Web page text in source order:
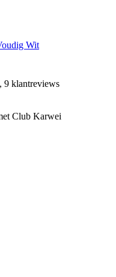
Wit
9 klantreviews
Club Karwei